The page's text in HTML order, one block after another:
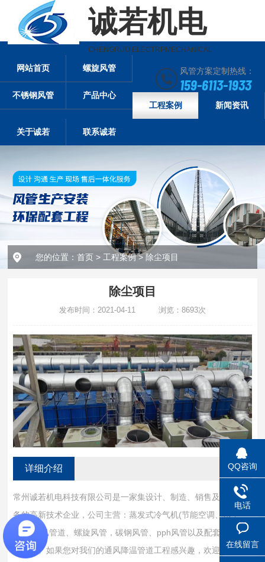
诚若机电
CHENGRUO ELECTRPMECHANICAL
风管方案定制热线：
159-6113-1933
网站首页 螺旋风管
不锈钢风管
产品中心
工程案例
新闻资讯
关于诚若 联系诚若
您的位置： 首页> 工程案例> 除尘项目
除尘项目
发布时间：2021-04-11 浏览：8693次
详细介绍
常州诚若机电科技有限公司是一家集设计、制造、销售及安装服
务的高新技术企业，公司主营：蒸发式冷气机(节能空调、水空
调)、通风管道、螺旋风管，碳钢风管、pph风管以及配套设计安
装服务。如果您对我们的通风降温管道工程感兴趣，欢迎致电：
QQ咨询
电话
在线留言